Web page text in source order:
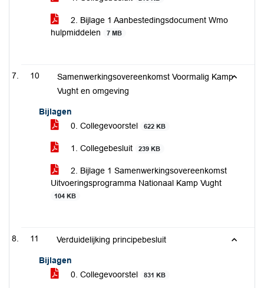
2. Bijlage 1 Aanbestedingsdocument Wmo
hulpmiddelen
7 MB
10
Samenwerkingsovereenkomst Voormalig Kamp
Vught en omgeving
Bijlagen
0. Collegevoorstel
622 KB
1. Collegebesluit 239 KB
2. Bijlage 1 Samenwerkingsovereenkomst
Uitvoeringsprogramma Nationaal Kamp Vught
104 KB
11 Verduidelijking principebesluit
Bijlagen
0. Collegevoorstel
831 KB